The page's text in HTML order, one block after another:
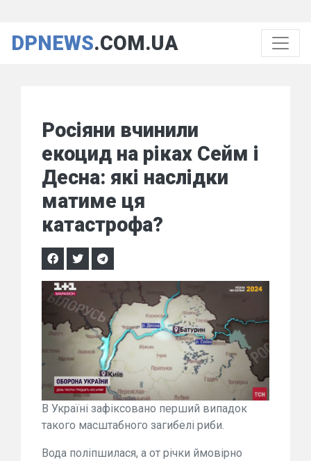
DPNEWS.COM.UA
Росіяни вчинили
екоцид на ріках Сейм і
Десна: які наслідки
матиме ця
катастрофа?
В Україні зафіксовано перший випадок
такого масштабного загибелі риби.
Вода поліпшилася, а от річки ймовірно